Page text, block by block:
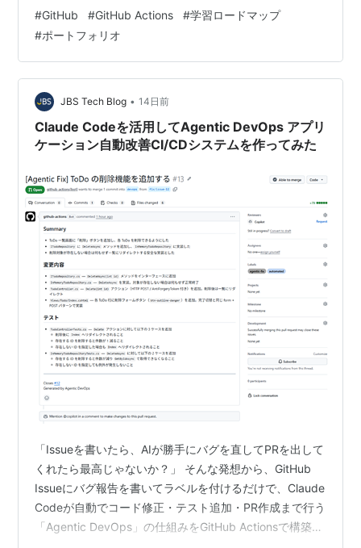
い。本記事では、4段階のロードマップと、各段階で作る
小さな成果物を示す。 内容は2026年7月20日時点の
GitHub公式ドキュメントを確認している。画面や認証方
式、Actionsの仕様は更新されるため、実際の設定時には
公式情報を再確認してほしい。 この記事の要点 …
#GitHub #GitHub Actions #学習ロードマップ
#ポートフォリオ
JBS Tech Blog • 14日前
Claude Codeを活用してAgentic DevOps アプリ
ケーション自動改善CI/CDシステムを作ってみた
「Issueを書いたら、AIが勝手にバグを直してPRを出して
くれたら最高じゃないか？」 そんな発想から、GitHub
Issueにバグ報告を書いてラベルを付けるだけで、Claude
Codeが自動でコード修正・テスト追加・PR作成まで行う
「Agentic DevOps」の仕組みをGitHub Actionsで構築し